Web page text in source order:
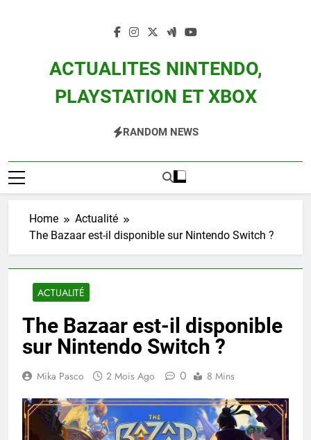
ACTUALITES NINTENDO,
PLAYSTATION ET XBOX
Zelda, Splatoon, Pokemon Entre Autres
RANDOM NEWS
Home
Actualité
The Bazaar est-il disponible sur Nintendo Switch ?
ACTUALITÉ
The Bazaar est-il disponible
sur Nintendo Switch ?
Mika Pasco 2 Mois Ago 0 8 Mins